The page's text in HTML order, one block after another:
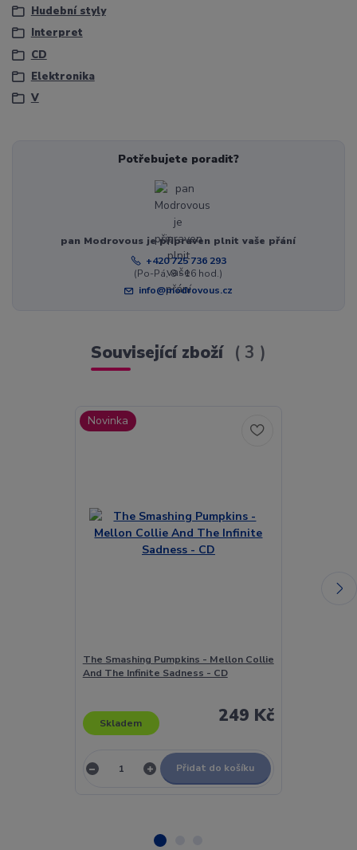
Hudební styly
Interpret
CD
Elektronika
V
Potřebujete poradit?
pan Modrovous je připraven plnit vaše přání
+420 725 736 293
(Po-Pá, 8 - 16 hod.)
info@modrovous.cz
Související zboží 3
Novinka
The Smashing Pumpkins - Mellon Collie
And The Infinite Sadness - CD
249 Kč
Skladem
Přidat do košíku